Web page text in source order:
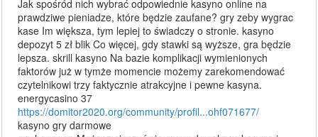
Jak spośród nich wybrać odpowiednie kasyno online na
prawdziwe pieniadze, które będzie zaufane? gry zeby wygrac
kase Im większa, tym lepiej to świadczy o stronie. kasyno
depozyt 5 zł blik Co więcej, gdy stawki są wyższe, gra będzie
lepsza. skrill kasyno Na bazie komplikacji wymienionych
faktorów już w tymże momencie możemy zarekomendować
czytelnikowi trzy faktycznie atrakcyjne i pewne kasyna.
energycasino 37
https://domitor2020.org/community/profil...ohf071677/
kasyno gry darmowe